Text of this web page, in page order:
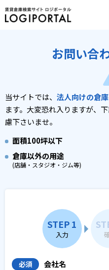
お問い合
当サイトでは、 法人向けの倉庫
ます。 大変恐れ入りますが、
慮下さいませ。
面積100坪以下
倉庫以外の用途
(店舗・スタジオ・ジム等)
STEP 1
入力
必須 会社名